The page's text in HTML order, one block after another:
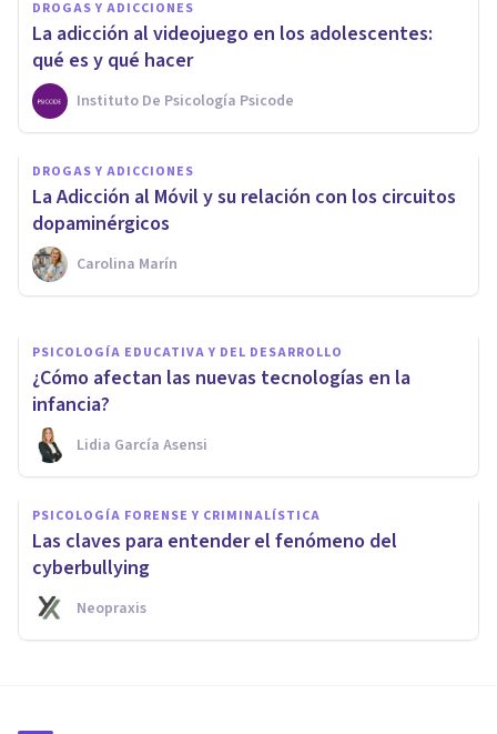
DROGAS Y ADICCIONES
La adicción al videojuego en los adolescentes:
qué es y qué hacer
Instituto De Psicología Psicode
DROGAS Y ADICCIONES
La Adicción al Móvil y su relación con los circuitos
dopaminérgicos
Carolina Marín
¿Se puede usar el ADN para
predecir el éxito en la escuela?
Nerea Moreno
PSICOLOGÍA EDUCATIVA Y DEL DESARROLLO
¿Cómo afectan las nuevas tecnologías en la
infancia?
Lidia García Asensi
PSICOLOGÍA FORENSE Y CRIMINALÍSTICA
Las claves para entender el fenómeno del
cyberbullying
Neopraxis